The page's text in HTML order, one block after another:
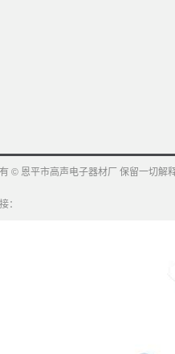
© 恩平市高声电子器材厂 保留一切解
：